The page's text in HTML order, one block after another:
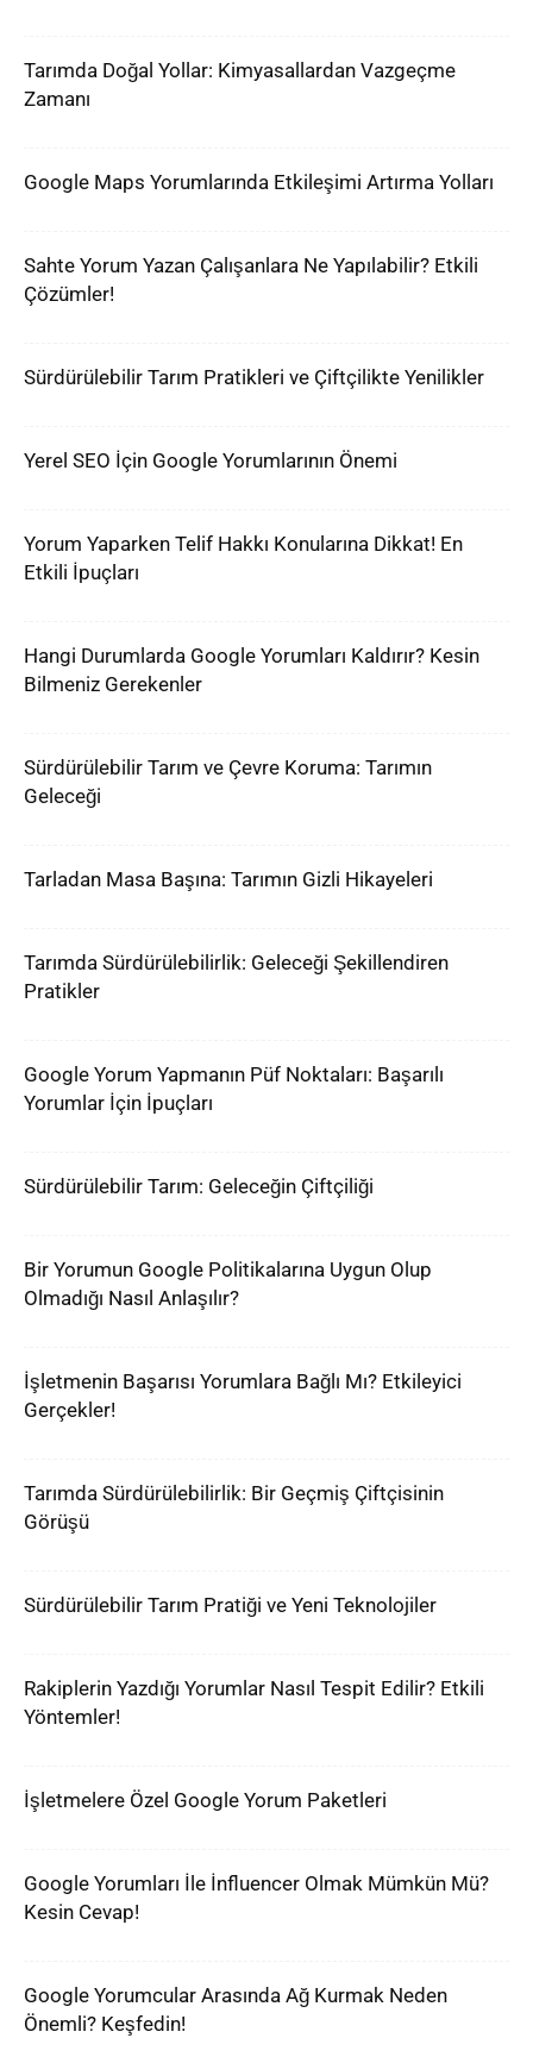
Tarımda Doğal Yollar: Kimyasallardan Vazgeçme
Zamanı
Google Maps Yorumlarında Etkileşimi Artırma Yolları
Sahte Yorum Yazan Çalışanlara Ne Yapılabilir? Etkili
Çözümler!
Sürdürülebilir Tarım Pratikleri ve Çiftçilikte Yenilikler
Yerel SEO İçin Google Yorumlarının Önemi
Yorum Yaparken Telif Hakkı Konularına Dikkat! En
Etkili İpuçları
Hangi Durumlarda Google Yorumları Kaldırır? Kesin
Bilmeniz Gerekenler
Sürdürülebilir Tarım ve Çevre Koruma: Tarımın
Geleceği
Tarladan Masa Başına: Tarımın Gizli Hikayeleri
Tarımda Sürdürülebilirlik: Geleceği Şekillendiren
Pratikler
Google Yorum Yapmanın Püf Noktaları: Başarılı
Yorumlar İçin İpuçları
Sürdürülebilir Tarım: Geleceğin Çiftçiliği
Bir Yorumun Google Politikalarına Uygun Olup
Olmadığı Nasıl Anlaşılır?
İşletmenin Başarısı Yorumlara Bağlı Mı? Etkileyici
Gerçekler!
Tarımda Sürdürülebilirlik: Bir Geçmiş Çiftçisinin
Görüşü
Sürdürülebilir Tarım Pratiği ve Yeni Teknolojiler
Rakiplerin Yazdığı Yorumlar Nasıl Tespit Edilir? Etkili
Yöntemler!
İşletmelere Özel Google Yorum Paketleri
Google Yorumları İle İnfluencer Olmak Mümkün Mü?
Kesin Cevap!
Google Yorumcular Arasında Ağ Kurmak Neden
Önemli? Keşfedin!